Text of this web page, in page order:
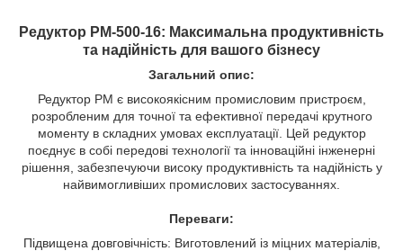
Редуктор РМ-500-16: Максимальна продуктивність
та надійність для вашого бізнесу
Загальний опис:
Редуктор РМ є високоякісним промисловим пристроєм,
розробленим для точної та ефективної передачі крутного
моменту в складних умовах експлуатації. Цей редуктор
поєднує в собі передові технології та інноваційні інженерні
рішення, забезпечуючи високу продуктивність та надійність у
найвимогливіших промислових застосуваннях.
Переваги:
Підвищена довговічність: Виготовлений із міцних матеріалів,